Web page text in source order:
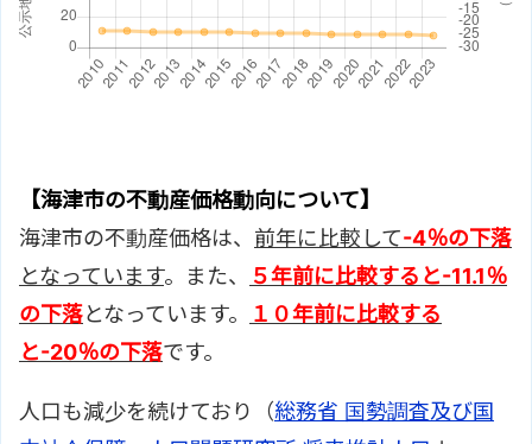
【海津市の不動産価格動向について】
海津市の不動産価格は、 前年に比較して-4％の下落
となっています。また、 ５年前に比較すると-11.1％
の下落となっています。
１０年前に比較する
と-20％の下落です。
人口も減少を続けており（総務省 国勢調査及び国